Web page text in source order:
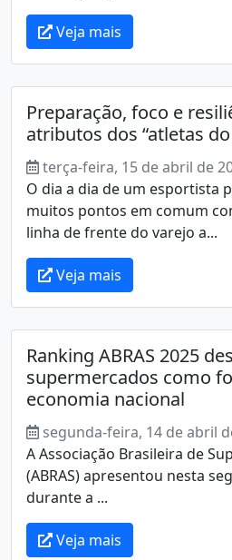
Veja mais
Preparação, foco e
atributos dos “atletas
terça-feira, 15 de abril de
O dia a dia de um esportista
muitos pontos em comum
linha de frente do varejo a...
Veja mais
Ranking ABRAS 2025
supermercados como
economia nacional
segunda-feira, 14 de abril
A Associação Brasileira de
(ABRAS) apresentou nesta
durante a ...
Veja mais